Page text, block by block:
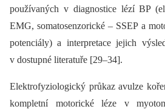
používaných v dia­gnostice lézí BP
EMG, somatosenzorické –⁠ SSEP a
potenciály) a interpretace jejich
v dostupné literatuře [29–34].
Elektrofyziologický průkaz avulze
kompletní motorické léze v